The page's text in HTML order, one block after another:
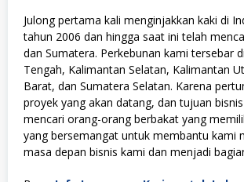
Julong pertama kali menginjakkan kaki di
tahun 2006 dan hingga saat ini telah
dan Sumatera. Perkebunan kami tersebar
Tengah, Kalimantan Selatan, Kalimantan
Barat, dan Sumatera Selatan. Karena
proyek yang akan datang, dan tujuan
mencari orang-orang berbakat yang
yang bersemangat untuk membantu kami
masa depan bisnis kami dan menjadi